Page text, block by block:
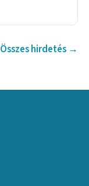
Összes hirdetés →